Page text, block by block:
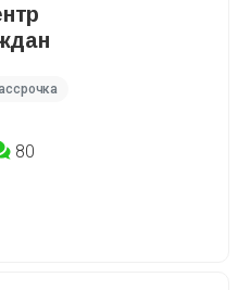
80